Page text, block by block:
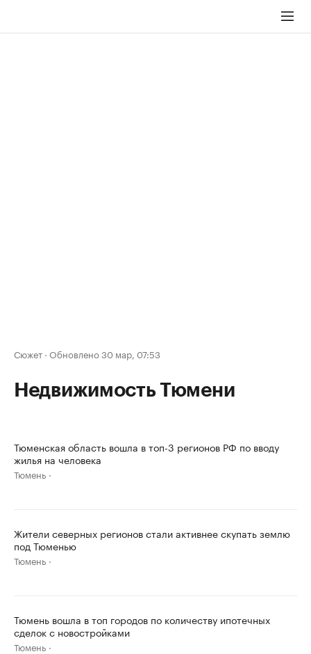
Сюжет · Обновлено 30 мар, 07:53
Недвижимость Тюмени
Тюменская область вошла в топ-3 регионов РФ по вводу
жилья на человека
Тюмень
Жители северных регионов стали активнее скупать землю
под Тюменью
Тюмень
Тюмень вошла в топ городов по количеству ипотечных
сделок с новостройками
Тюмень